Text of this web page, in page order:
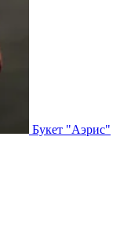
Букет "Аэрис"